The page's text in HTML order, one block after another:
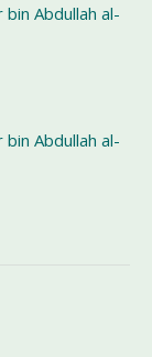
Abdullah al-
Abdullah al-